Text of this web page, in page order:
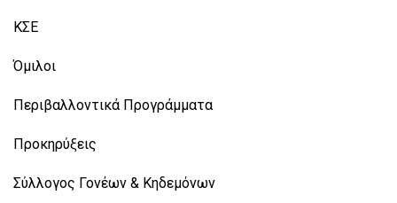
ΚΣΕ
Όμιλοι
Περιβαλλοντικά Προγράμματα
Προκηρύξεις
Σύλλογος Γονέων & Κηδεμόνων